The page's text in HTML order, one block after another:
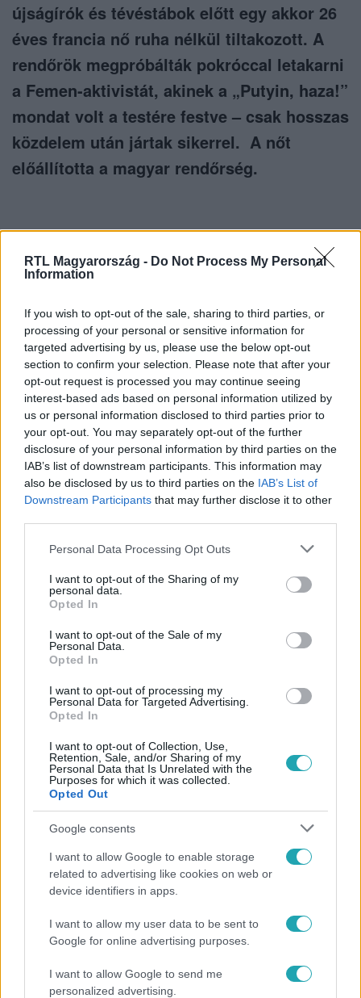
RTL Magyarország - Do Not Process My Personal
Information
If you wish to opt-out of the sale, sharing to third parties, or
processing of your personal or sensitive information for
targeted advertising by us, please use the below opt-out
section to confirm your selection. Please note that after your
opt-out request is processed you may continue seeing
interest-based ads based on personal information utilized by
us or personal information disclosed to third parties prior to
your opt-out. You may separately opt-out of the further
disclosure of your personal information by third parties on the
IAB’s list of downstream participants. This information may
also be disclosed by us to third parties on the IAB’s List of
Downstream Participants that may further disclose it to other
Please note that this website/app uses one or more Google
not limited to your visit or usage behaviour. You may click to
grant or deny consent to Google and its third-party tags to
use your data for below specified purposes in below Google
consent section.
Personal Data Processing Opt Outs
I want to opt-out of the Sharing of my
personal data.
Opted In
I want to opt-out of the Sale of my
Personal Data.
Opted In
I want to opt-out of processing my
Personal Data for Targeted Advertising.
Opted In
I want to opt-out of Collection, Use,
Retention, Sale, and/or Sharing of my
Personal Data that Is Unrelated with the
Purposes for which it was collected.
Opted Out
Google consents
I want to allow Google to enable storage
related to advertising like cookies on web or
device identifiers in apps.
I want to allow my user data to be sent to
Google for online advertising purposes.
I want to allow Google to send me
personalized advertising.
újságírók és tévéstábok előtt egy akkor 26
éves francia nő ruha nélkül tiltakozott. A
rendőrök megpróbálták pokróccal letakarni
a Femen-aktivistát, akinek a „Putyin, haza!”
mondat volt a testére festve – csak hosszas
közdelem után jártak sikerrel. A nőt
előállította a magyar rendőrség.
Itt állítsd be, hogy az RTL.hu az elsők között
Kövess minket, és értesülj a friss hírekről a
Facebookon is!
ORBÁN VIKTOR #VLADIMIR PUTYIN #
Népszerű